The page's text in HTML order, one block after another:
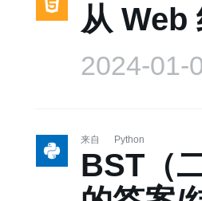
从 Web
2024-01-
来自 Python
BST（